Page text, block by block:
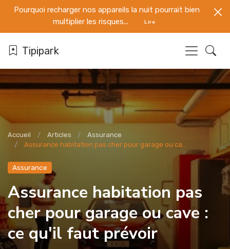
Pourquoi recharger nos appareils la nuit pourrait bien
multiplier les risques...
Lire
Tipipark
Accueil Articles
Assurance
Assurance habitation pas cher pour garage ou ca...
Assurance
Assurance habitation pas
cher pour garage ou cave :
ce qu'il faut prévoir